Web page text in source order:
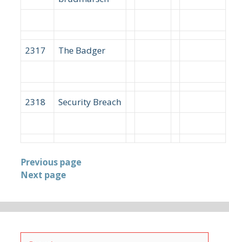
2317 The Badger
2318 Security Breach
Previous page
Next page